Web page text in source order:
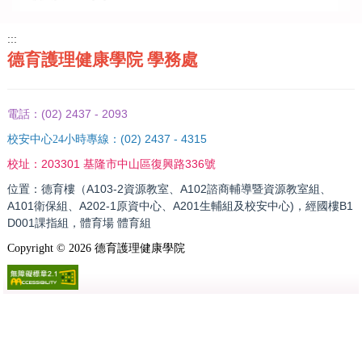
:::
德育護理健康學院 學務處
電話： (02) 2437 - 2093
校安中心24小時專線： (02) 2437 - 4315
校址： 203301 基隆市中山區復興路336號
位置：德育樓（A103-2資源教室、A102諮商輔導暨資源教室組、
A101衛保組、A202-1原資中心、A201生輔組及校安中心)，經國樓B1
D001課指組，體育場 體育組
Copyright © 2026德育護理健康學院